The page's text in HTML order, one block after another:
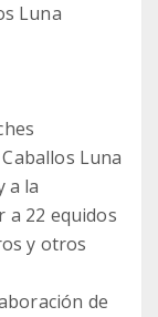
Luna
Luna
a la
a 22 equidos
y otros
de